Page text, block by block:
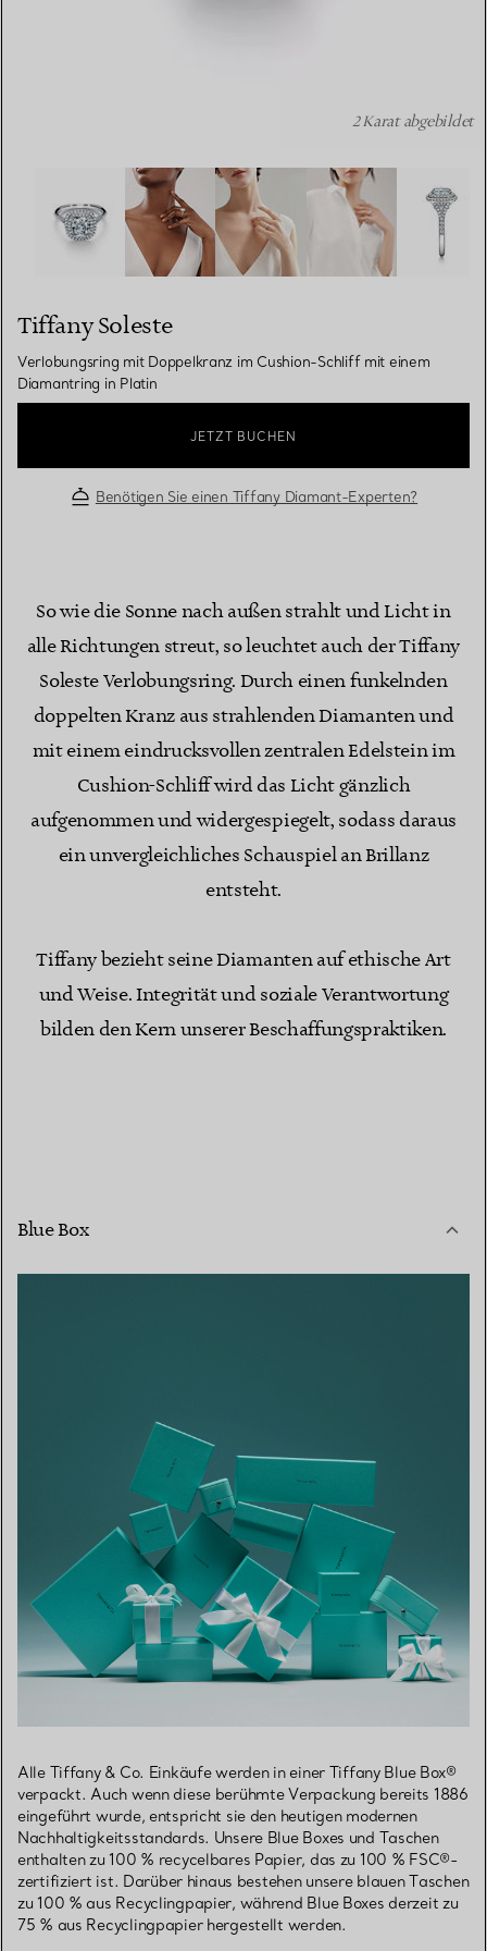
Tiffany Soleste: Verlobungsring mit Doppelkranz im
2 Karat abgebildet
Tiffany Soleste
Verlobungsring mit Doppelkranz im Cushion-Schliff mit einem
Diamantring in Platin
JETZT BUCHEN
Benötigen Sie einen Tiffany Diamant-Experten?
So wie die Sonne nach außen strahlt und Licht in
alle Richtungen streut, so leuchtet auch der Tiffany
Soleste Verlobungsring. Durch einen funkelnden
doppelten Kranz aus strahlenden Diamanten und
mit einem eindrucksvollen zentralen Edelstein im
Cushion-Schliff wird das Licht gänzlich
aufgenommen und widergespiegelt, sodass daraus
ein unvergleichliches Schauspiel an Brillanz
entsteht.
Tiffany bezieht seine Diamanten auf ethische Art
und Weise. Integrität und soziale Verantwortung
bilden den Kern unserer Beschaffungspraktiken.
Blue Box
Alle Tiffany & Co. Einkäufe werden in einer Tiffany Blue Box®
verpackt. Auch wenn diese berühmte Verpackung bereits 1886
eingeführt wurde, entspricht sie den heutigen modernen
Nachhaltigkeitsstandards. Unsere Blue Boxes und Taschen
enthalten zu 100 % recycelbares Papier, das zu 100 % FSC®-
zertifiziert ist. Darüber hinaus bestehen unsere blauen Taschen
zu 100 % aus Recyclingpapier, während Blue Boxes derzeit zu
75 % aus Recyclingpapier hergestellt werden.